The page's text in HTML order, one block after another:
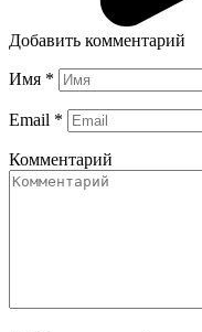
Добавить комментарий
Имя *
Email *
Комментарий